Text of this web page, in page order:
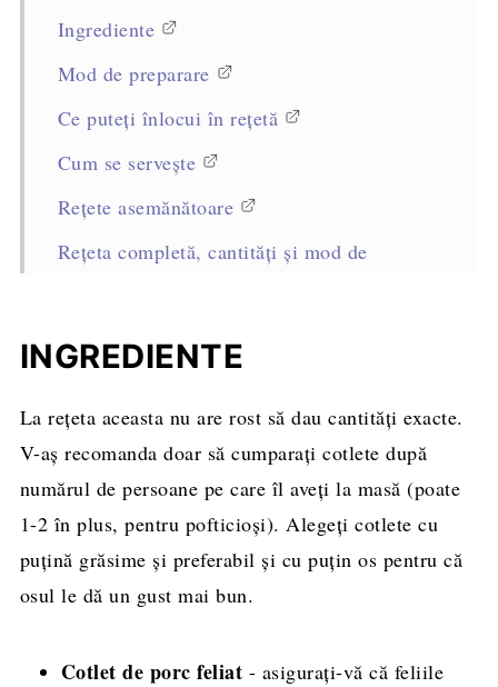
Ingrediente
Mod de preparare
Ce puteți înlocui în rețetă
Cum se servește
Rețete asemănătoare
Rețeta completă, cantități și mod de
INGREDIENTE
La reţeta aceasta nu are rost să dau cantităţi exacte.
V-aş recomanda doar să cumparaţi cotlete după
numărul de persoane pe care îl aveţi la masă (poate
1-2 în plus, pentru pofticioși). Alegeţi cotlete cu
puţină grăsime şi preferabil şi cu puţin os pentru că
osul le dă un gust mai bun.
Cotlet de porc feliat - asigurați-vă că feliile